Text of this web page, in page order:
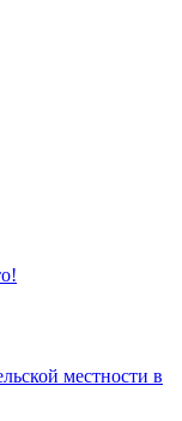
местности в